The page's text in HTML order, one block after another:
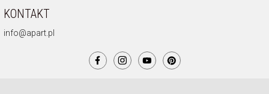
KONTAKT
info@apart.pl